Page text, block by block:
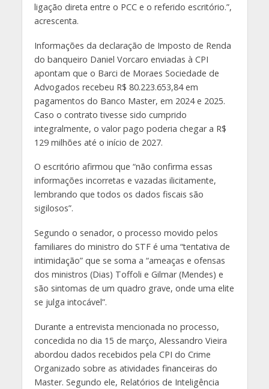
ligação direta entre o PCC e o referido escritório.”,
acrescenta.
Informações da declaração de Imposto de Renda
do banqueiro Daniel Vorcaro enviadas à CPI
apontam que o Barci de Moraes Sociedade de
Advogados recebeu R$ 80.223.653,84 em
pagamentos do Banco Master, em 2024 e 2025.
Caso o contrato tivesse sido cumprido
integralmente, o valor pago poderia chegar a R$
129 milhões até o início de 2027.
O escritório afirmou que “não confirma essas
informações incorretas e vazadas ilicitamente,
lembrando que todos os dados fiscais são
sigilosos”.
Segundo o senador, o processo movido pelos
familiares do ministro do STF é uma “tentativa de
intimidação” que se soma a “ameaças e ofensas
dos ministros (Dias) Toffoli e Gilmar (Mendes) e
são sintomas de um quadro grave, onde uma elite
se julga intocável”.
Durante a entrevista mencionada no processo,
concedida no dia 15 de março, Alessandro Vieira
abordou dados recebidos pela CPI do Crime
Organizado sobre as atividades financeiras do
Master. Segundo ele, Relatórios de Inteligência